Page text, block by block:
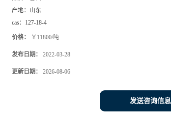
产地： 山东
cas： 127-18-4
价格： ￥11800/吨
发布日期： 2022-03-28
更新日期： 2026-08-06
发送咨询信息